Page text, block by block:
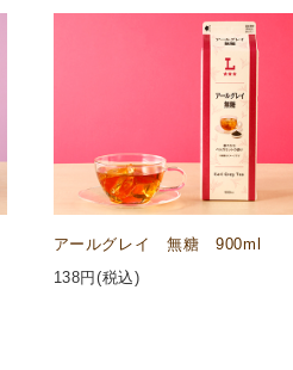
アールグレイ 無糖 900ml
138円(税込)